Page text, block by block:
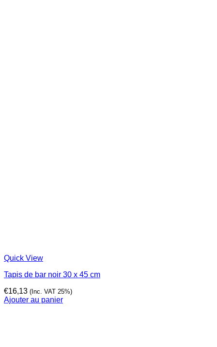
Quick View
Tapis de bar noir 30 x 45 cm
€16,13 (Inc. VAT 25%)
Ajouter au panier